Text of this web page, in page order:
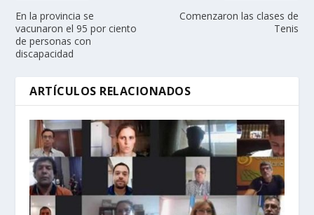
En la provincia se
vacunaron el 95 por ciento
de personas con
discapacidad
Comenzaron las clases de
Tenis
ARTÍCULOS RELACIONADOS